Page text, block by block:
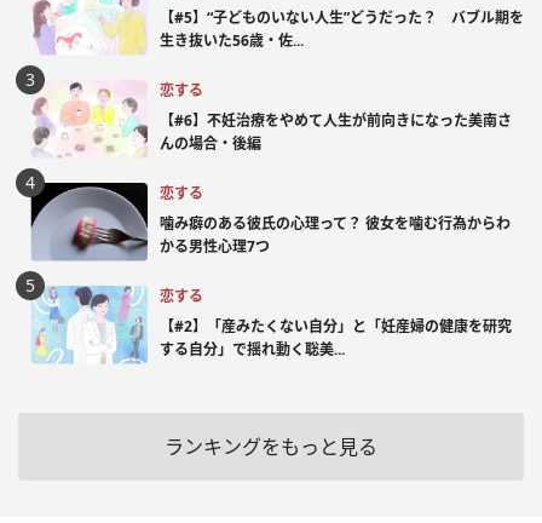
【#5】“子どものいない人生”どうだった？ バブル期を
生き抜いた56歳・佐...
恋する
【#6】不妊治療をやめて人生が前向きになった美南さ
んの場合・後編
恋する
噛み癖のある彼氏の心理って？ 彼女を噛む行為からわ
かる男性心理7つ
恋する
【#2】「産みたくない自分」と「妊産婦の健康を研究
する自分」で揺れ動く聡美...
ランキングをもっと見る